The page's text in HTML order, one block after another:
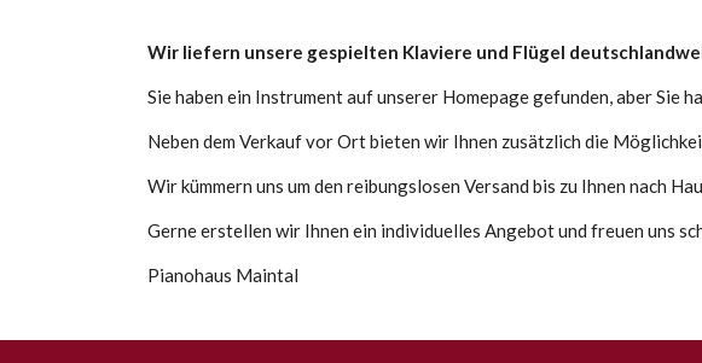
Wir liefern unsere gespielten Klaviere und Flügel
Sie haben ein Instrument auf unserer Homepage gefunden, aber Sie
Neben dem Verkauf vor Ort bieten wir Ihnen zusätzlich die
Wir kümmern uns um den reibungslosen Versand bis zu Ihnen nach
Gerne erstellen wir Ihnen ein individuelles Angebot und freuen uns
Pianohaus Maintal